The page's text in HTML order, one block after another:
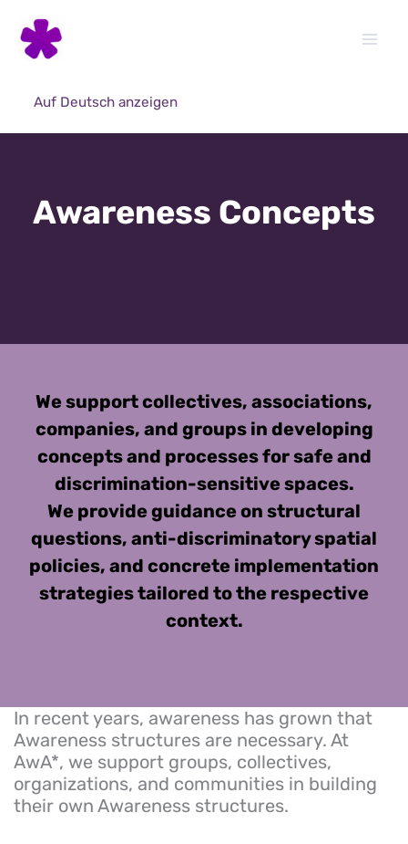
content
Auf Deutsch anzeigen
Awareness Concepts
We support collectives, associations,
companies, and groups in developing
concepts and processes for safe and
discrimination-sensitive spaces.
We provide guidance on structural
questions, anti-discriminatory spatial
policies, and concrete implementation
strategies tailored to the respective
context.
In recent years, awareness has grown that
Awareness structures are necessary. At
AwA*, we support groups, collectives,
organizations, and communities in building
their own Awareness structures.